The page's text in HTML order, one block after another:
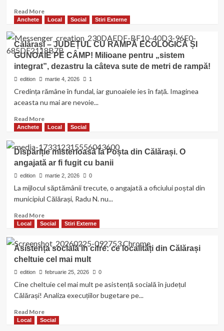
Dunărea
Autorități
și
firme
private
forțele
pentru
turismului
Read MoreRead
more
Salarii
mici,
speranțe
tot
mai
Călărașiul
rămâne
coada
României
Anchete Local Social Stiri Externe
Călărași – JUDEȚUL CU RAMPĂ ECOLOGICĂ ȘI
GUNOAIE PE CÂMP! Milioane pentru „sistem
integrat”, dezastru la câteva sute de metri de rampă!
edition martie 4, 2026 1
Credința rămâne în fundal, iar gunoaiele ies în față. Imaginea
aceasta nu mai are nevoie...
Read MoreRead
more
Călărași
–
JUDEȚUL
CU
RAMPĂ
ECOLOGICĂ
ȘI
PE
Milioane
pentru
„sistem
integrat”,
la
câteva
de
metri
Anchete Local Social
Dispariție misterioasă la Poșta din Călărași. O
angajată ar fi fugit cu banii
edition martie 2, 2026 0
La mijlocul săptămânii trecute, o angajată a oficiului poștal din
municipiul Călărași, Radu N. nu...
Read MoreRead
more
Dispariție
misterioasă
la
Poșta
din
O
ar
Local Social Stiri Externe
Asistența socială în cifre: ce localități din Călărași
cheltuie cel mai mult
edition februarie 25, 2026 0
Cine cheltuie cel mai mult pe asistență socială în județul
Călărași! Analiza execuțiilor bugetare pe...
Read MoreRead
more
Local Social